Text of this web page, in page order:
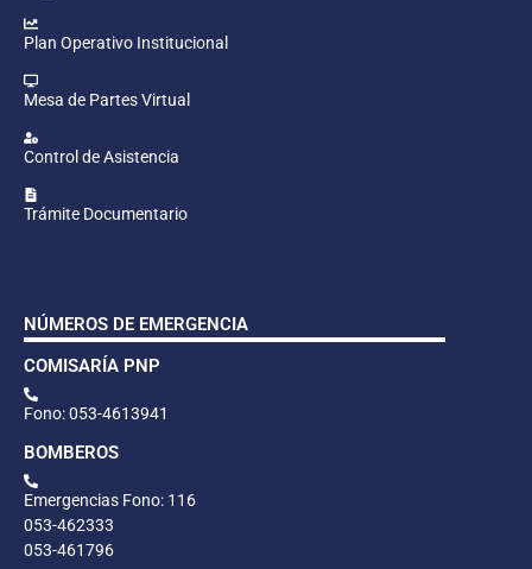
Plan Operativo Institucional
Mesa de Partes Virtual
Control de Asistencia
Trámite Documentario
NÚMEROS DE EMERGENCIA
COMISARÍA PNP
Fono: 053-4613941
BOMBEROS
Emergencias Fono: 116
053-462333
053-461796